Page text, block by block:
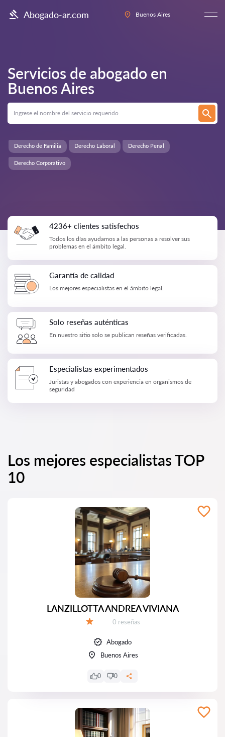
Abogado-ar.com Buenos Aires
Servicios de abogado en
Buenos Aires
Derecho Corporativo
Derecho de Familia Derecho Laboral Derecho Penal
4236+ clientes satisfechos
Todos los días ayudamos a las personas a resolver sus
problemas en el ámbito legal.
Garantía de calidad
Los mejores especialistas en el ámbito legal.
Solo reseñas auténticas
En nuestro sitio solo se publican reseñas verificadas.
Especialistas experimentados
Juristas y abogados con experiencia en organismos de
seguridad
Los mejores especialistas TOP
10
LANZILLOTTA ANDREA VIVIANA
Número de reseñas:
0 reseñas
Abogado
Buenos Aires
0 0